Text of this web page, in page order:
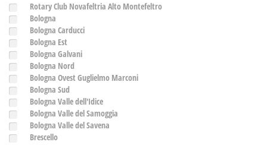
Rotary Club Novafeltria Alto Montefeltro
Bologna
Bologna Carducci
Bologna Est
Bologna Galvani
Bologna Nord
Bologna Ovest Guglielmo Marconi
Bologna Sud
Bologna Valle dell'Idice
Bologna Valle del Samoggia
Bologna Valle del Savena
Brescello